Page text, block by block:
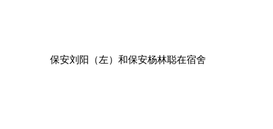
保安刘阳（左）和保安杨林聪在宿舍